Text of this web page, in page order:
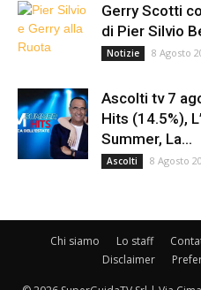
Gerry Scotti
di Pier Silvio
Notizie 8 Agosto
Ascolti tv 7
Hits (14.5%),
Summer, La...
Ascolti 8 Agosto
Chi siamo Lo staff
Disclaimer